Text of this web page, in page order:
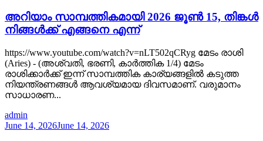
അറിയാം സാമ്പത്തികമായി 2026 ജൂൺ 15, തിങ്കൾ
നിങ്ങൾക്ക് എങ്ങനെ എന്ന്
https://www.youtube.com/watch?v=nLT502qCRyg മേടം രാശി
(Aries) - (അശ്വതി, ഭരണി, കാർത്തിക 1/4) മേടം
രാശിക്കാർക്ക് ഇന്ന് സാമ്പത്തിക കാര്യങ്ങളിൽ കടുത്ത
നിയന്ത്രണങ്ങൾ ആവശ്യമായ ദിവസമാണ്. വരുമാനം
സാധാരണ...
admin
June 14, 2026June 14, 2026